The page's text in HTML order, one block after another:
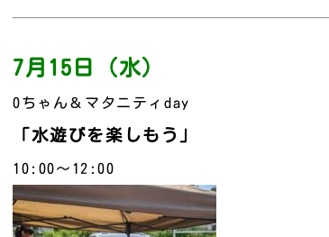
7月15日（水）
0ちゃん＆マタニティday
「水遊びを楽しもう」
10:00～12:00